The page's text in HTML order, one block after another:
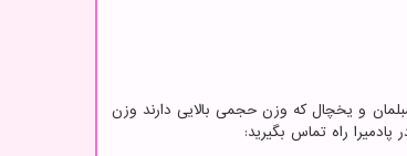
و یخچال که وزن حجمی بالایی دارند وزن
راه تماس بگیرید: